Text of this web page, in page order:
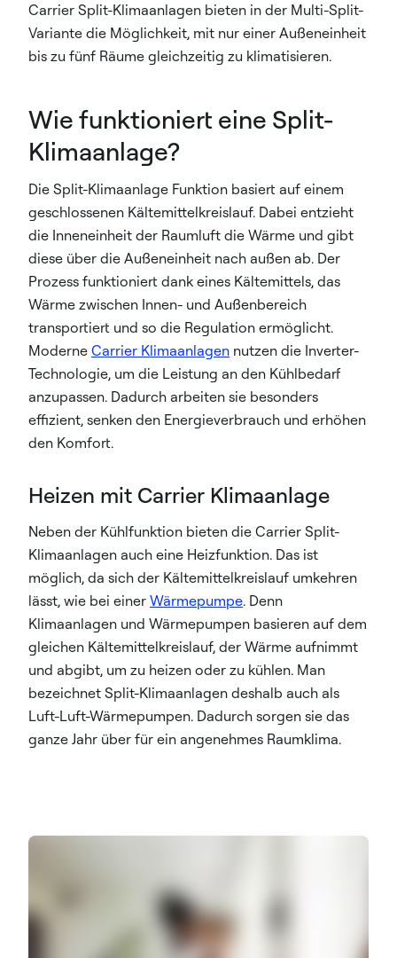
Carrier Split-Klimaanlagen bieten in der Multi-Split-
Variante die Möglichkeit, mit nur einer Außeneinheit
bis zu fünf Räume gleichzeitig zu klimatisieren.
Wie funktioniert eine Split-
Klimaanlage?
Die Split-Klimaanlage Funktion basiert auf einem
geschlossenen Kältemittelkreislauf. Dabei entzieht
die Inneneinheit der Raumluft die Wärme und gibt
diese über die Außeneinheit nach außen ab. Der
Prozess funktioniert dank eines Kältemittels, das
Wärme zwischen Innen- und Außenbereich
transportiert und so die Regulation ermöglicht.
Moderne Carrier Klimaanlagen nutzen die Inverter-
Technologie, um die Leistung an den Kühlbedarf
anzupassen. Dadurch arbeiten sie besonders
effizient, senken den Energieverbrauch und erhöhen
den Komfort.
Heizen mit Carrier Klimaanlage
Neben der Kühlfunktion bieten die Carrier Split-
Klimaanlagen auch eine Heizfunktion. Das ist
möglich, da sich der Kältemittelkreislauf umkehren
lässt, wie bei einer Wärmepumpe. Denn
Klimaanlagen und Wärmepumpen basieren auf dem
gleichen Kältemittelkreislauf, der Wärme aufnimmt
und abgibt, um zu heizen oder zu kühlen. Man
bezeichnet Split-Klimaanlagen deshalb auch als
Luft-Luft-Wärmepumpen. Dadurch sorgen sie das
ganze Jahr über für ein angenehmes Raumklima.